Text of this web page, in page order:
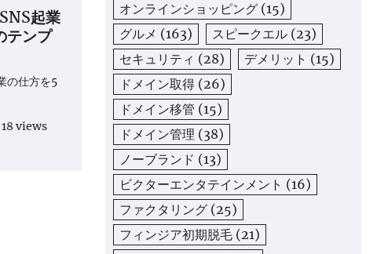
起業
テンプ
の仕方を5
views
オンラインショッピング (15)
グルメ (163) スピークエル (23)
セキュリティ (28) デメリット (15)
ドメイン取得 (26)
ドメイン移管 (15)
ドメイン管理 (38)
ノーブランド (13)
ビクターエンタテインメント (16)
ファクタリング (25)
フィンジア初期脱毛 (21)